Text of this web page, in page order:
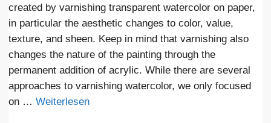
created by varnishing transparent watercolor on paper,
in particular the aesthetic changes to color, value,
texture, and sheen. Keep in mind that varnishing also
changes the nature of the painting through the
permanent addition of acrylic. While there are several
approaches to varnishing watercolor, we only focused
on … Weiterlesen